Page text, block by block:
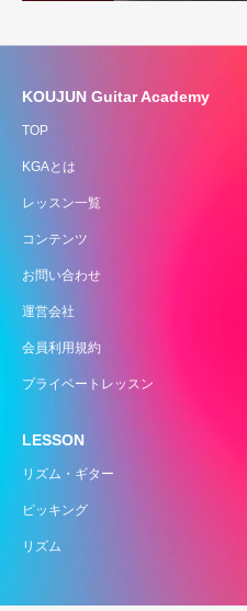
KOUJUN Guitar Academy
TOP
KGAとは
レッスン一覧
コンテンツ
お問い合わせ
運営会社
会員利用規約
プライベートレッスン
LESSON
リズム・ギター
ピッキング
リズム